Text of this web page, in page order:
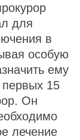
для
в
особую
ему
первых 15
Он
лечение